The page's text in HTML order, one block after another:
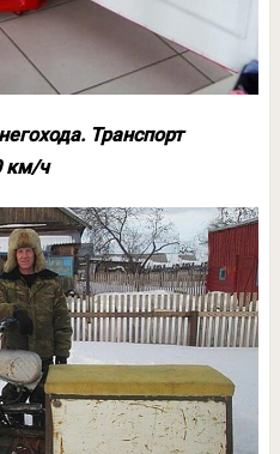
Транспорт
км/ч